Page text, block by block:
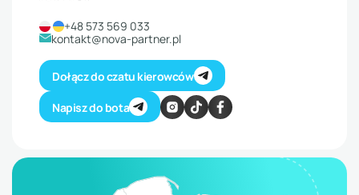
+48 573 569 033
kontakt@nova-partner.pl
Dołącz do czatu kierowców
Napisz do bota